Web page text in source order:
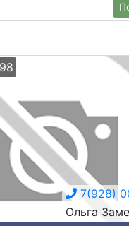
7(928)
Ольга